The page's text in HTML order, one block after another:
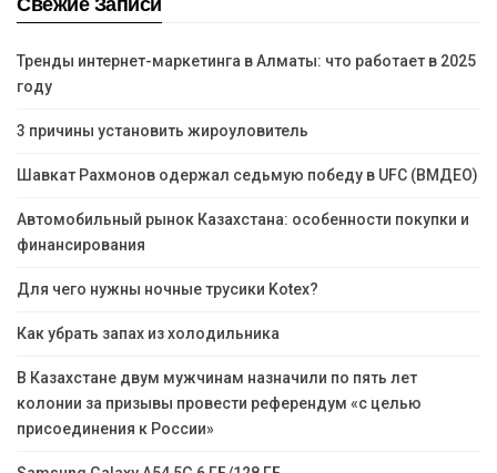
Свежие Записи
Тренды интернет-маркетинга в Алматы: что работает в 2025
году
3 причины установить жироуловитель
Шавкат Рахмонов одержал седьмую победу в UFC (ВМДЕО)
Автомобильный рынок Казахстана: особенности покупки и
финансирования
Для чего нужны ночные трусики Kotex?
Как убрать запах из холодильника
В Казахстане двум мужчинам назначили по пять лет
колонии за призывы провести референдум «с целью
присоединения к России»